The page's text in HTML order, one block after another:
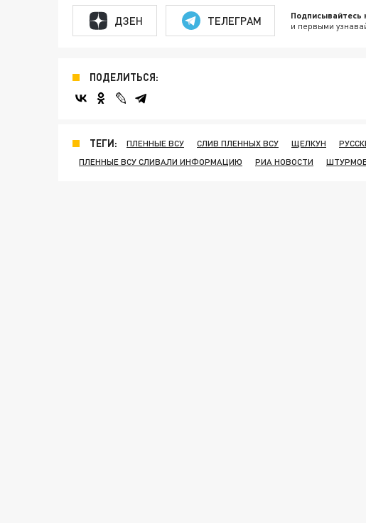
ДЗЕН ТЕЛЕГРАМ Подписывайтесь
и первыми
ПОДЕЛИТЬСЯ:
ТЕГИ: ПЛЕННЫЕ ВСУ СЛИВ ПЛЕННЫХ ВСУ ЩЕЛКУН
ПЛЕННЫЕ ВСУ СЛИВАЛИ ИНФОРМАЦИЮ
РИА НОВОСТИ